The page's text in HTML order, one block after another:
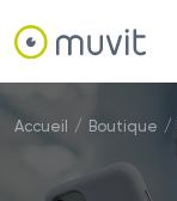
Accueil / Boutique /